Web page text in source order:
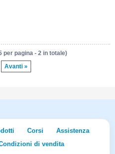
pagina - 2 in totale)
Avanti »
Corsi
Assistenza
di vendita